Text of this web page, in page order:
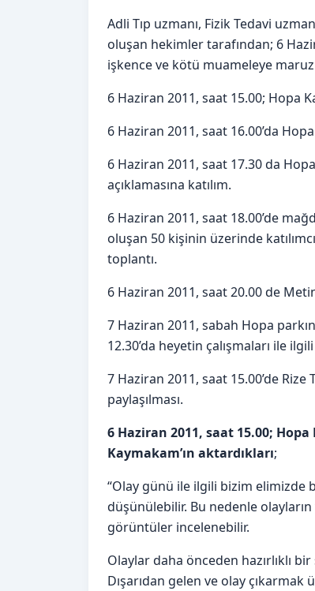
Adli Tıp uzmanı, Fizik Tedavi
oluşan hekimler tarafından; 6
işkence ve kötü muameleye
6 Haziran 2011, saat 15.00; Hopa
6 Haziran 2011, saat 16.00’da
6 Haziran 2011, saat 17.30 da
açıklamasına katılım.
6 Haziran 2011, saat 18.00’de
oluşan 50 kişinin üzerinde
toplantı.
6 Haziran 2011, saat 20.00 de
7 Haziran 2011, sabah Hopa
12.30’da heyetin çalışmaları ile
7 Haziran 2011, saat 15.00’de
paylaşılması.
6 Haziran 2011, saat 15.00;
Kaymakam’ın aktardıkları;
“Olay günü ile ilgili bizim elimizde
düşünülebilir. Bu nedenle
görüntüler incelenebilir.
Olaylar daha önceden hazırlıklı
Dışarıdan gelen ve olay